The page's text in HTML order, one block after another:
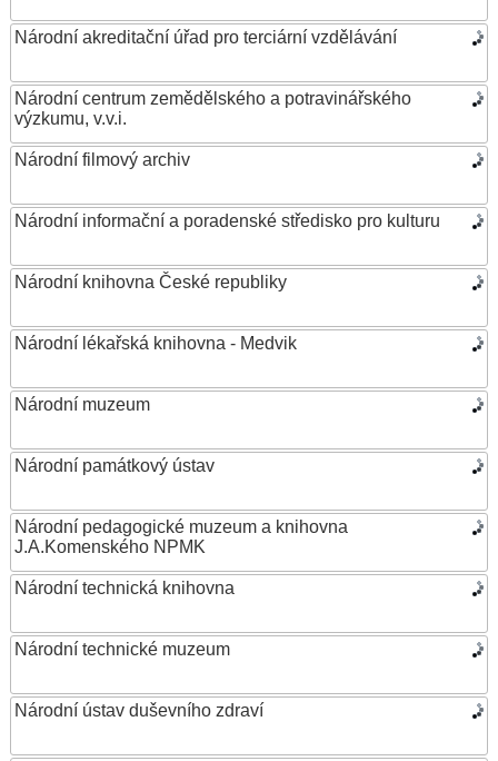
Národní akreditační úřad pro terciární vzdělávání
Národní centrum zemědělského a potravinářského
výzkumu, v.v.i.
Národní filmový archiv
Národní informační a poradenské středisko pro kulturu
Národní knihovna České republiky
Národní lékařská knihovna - Medvik
Národní muzeum
Národní památkový ústav
Národní pedagogické muzeum a knihovna
J.A.Komenského NPMK
Národní technická knihovna
Národní technické muzeum
Národní ústav duševního zdraví